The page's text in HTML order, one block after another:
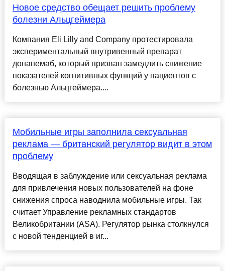
Новое средство обещает решить проблему
болезни Альцгеймера
Компания Eli Lilly and Company протестировала
экспериментальный внутривенный препарат
донанемаб, который призван замедлить снижение
показателей когнитивных функций у пациентов с
болезнью Альцгеймера....
Мобильные игры заполнила сексуальная
реклама — британский регулятор видит в этом
проблему
Вводящая в заблуждение или сексуальная реклама
для привлечения новых пользователей на фоне
снижения спроса наводнила мобильные игры. Так
считает Управление рекламных стандартов
Великобритании (ASA). Регулятор рынка столкнулся
с новой тенденцией в иг...